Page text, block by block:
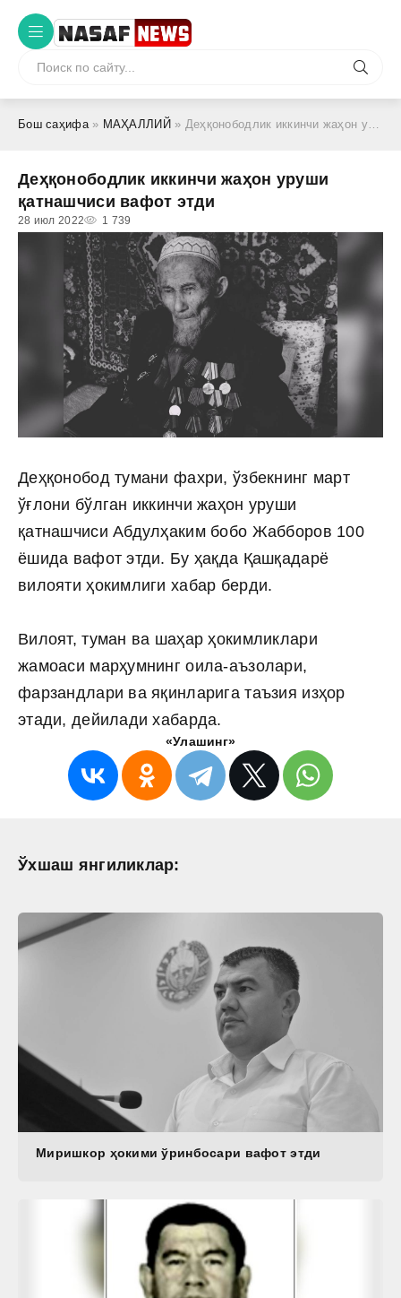
Бош саҳифа» МАҲАЛЛИЙ » Деҳқонободлик иккинчи жаҳон уруши қатнашчиси вафот этди
Деҳқонободлик иккинчи жаҳон уруши
қатнашчиси вафот этди
28 июл 2022 1 739
Деҳқонобод тумани фахри, ўзбекнинг март
ўғлони бўлган иккинчи жаҳон уруши
қатнашчиси Абдулҳаким бобо Жабборов 100
ёшида вафот этди. Бу ҳақда Қашқадарё
вилояти ҳокимлиги хабар берди.
Вилоят, туман ва шаҳар ҳокимликлари
жамоаси марҳумнинг оила-аъзолари,
фарзандлари ва яқинларига таъзия изҳор
этади, дейилади хабарда.
«Улашинг»
Ўхшаш янгиликлар:
Миришкор ҳокими ўринбосари вафот этди